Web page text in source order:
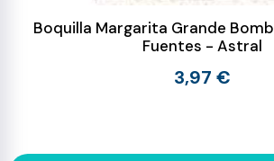
Boquilla Margarita Grande
Fuentes - Astral
3,97 €